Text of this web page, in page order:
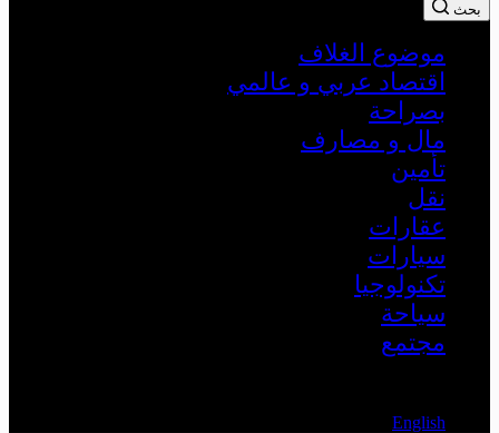
بحث
موضوع الغلاف
اقتصاد عربي و عالمي
بصراحة
مال و مصارف
تأمين
نقل
عقارات
سيارات
تكنولوجيا
سياحة
مجتمع
English